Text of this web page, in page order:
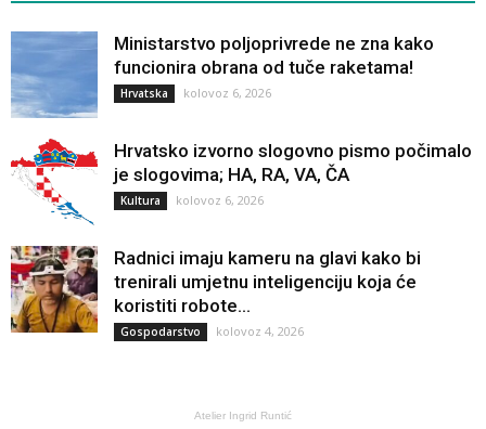
Ministarstvo poljoprivrede ne zna kako
funcionira obrana od tuče raketama!
Hrvatska kolovoz 6, 2026
Hrvatsko izvorno slogovno pismo počimalo
je slogovima; HA, RA, VA, ČA
Kultura kolovoz 6, 2026
Radnici imaju kameru na glavi kako bi
trenirali umjetnu inteligenciju koja će
koristiti robote...
Gospodarstvo kolovoz 4, 2026
Atelier Ingrid Runtić